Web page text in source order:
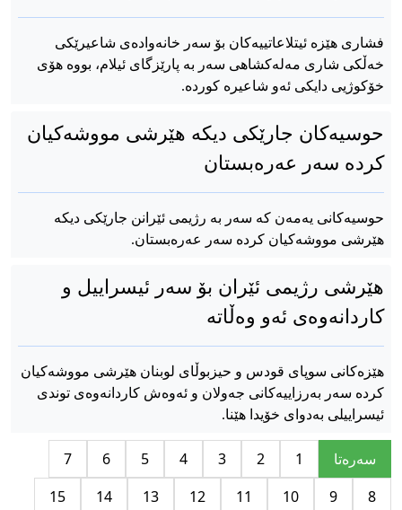
فشاری هێزە ئیتلاعاتییەکان بۆ سەر خانەوادەی شاعیرێکی
خەڵکی شاری مەلەکشاهی سەر بە پارێزگای ئیلام، بووە هۆی
خۆکوژیی دایکی ئەو شاعیرە کوردە.
حوسیەکان جارێکی دیکە هێرشی مووشەکیان
کردە سەر عەرەبستان
حوسیەکانی یەمەن کە سەر بە رژیمی ئێرانن جارێکی دیکە
هێرشی مووشەکیان کردە سەر عەرەبستان.
هێرشی رژیمی ئێران بۆ سەر ئیسراییل و
کاردانەوەی ئەو وەڵاتە
هێزەکانی سوپای قودس و حیزبوڵای لوبنان هێرشی مووشەکیان
کردە سەر بەرزاییەکانی جەولان و ئەوەش کاردانەوەی توندی
ئیسراییلی بەدوای خۆیدا هێنا.
سه‌ره‌تا 1
2
3
4
5
6
7
8
9
10
11
12
13
14
15